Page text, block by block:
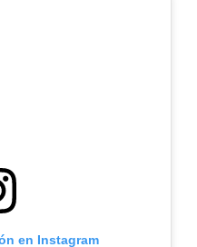
en Instagram